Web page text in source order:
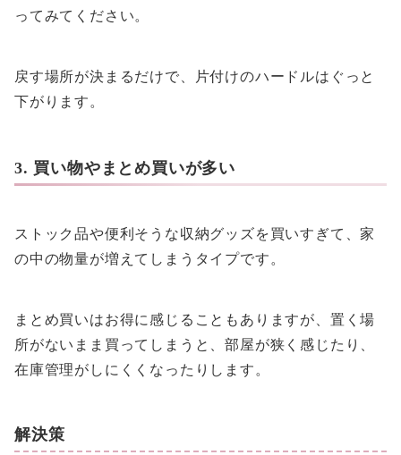
ってみてください。
戻す場所が決まるだけで、片付けのハードルはぐっと
下がります。
3. 買い物やまとめ買いが多い
ストック品や便利そうな収納グッズを買いすぎて、家
の中の物量が増えてしまうタイプです。
まとめ買いはお得に感じることもありますが、置く場
所がないまま買ってしまうと、部屋が狭く感じたり、
在庫管理がしにくくなったりします。
解決策